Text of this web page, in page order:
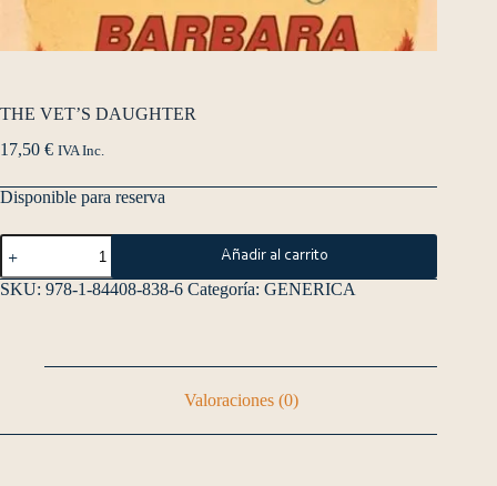
THE VET’S DAUGHTER
17,50 € IVA Inc.
Disponible para reserva
Añadir al carrito
SKU: 978-1-84408-838-6 Categoría: GENERICA
Valoraciones (0)